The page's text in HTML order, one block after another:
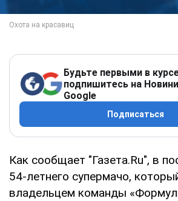
Будьте первыми в
подпишитесь на
Google
Подписаться
Как сообщает "Газета.Ru", в
54-летнего супермачо,
владельцем команды